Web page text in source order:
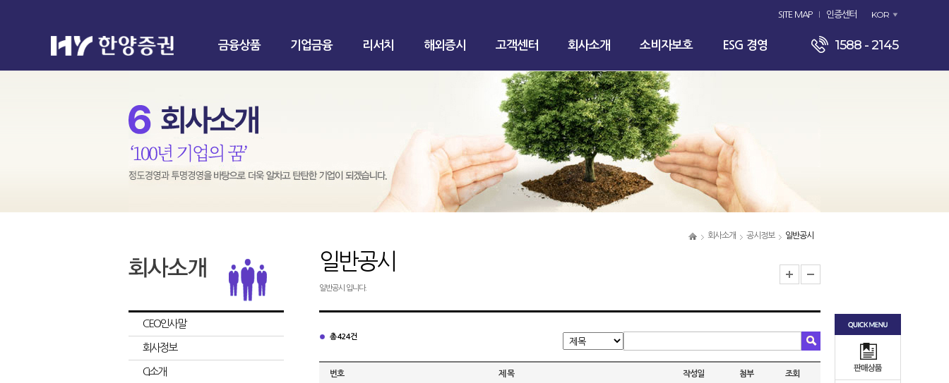
SITE MAP 인증센터 KOR
금융상품 기업금융 리서치 해외증시 고객센터 회사소개 소비자보호 ESG 경영 1588 - 2145
회사소개 공시정보 일반공시
CEO인사말
회사정보
CI소개
일반공시
일반공시 입니다.
총 424건
번호 제 목 작성일 첨부 조회